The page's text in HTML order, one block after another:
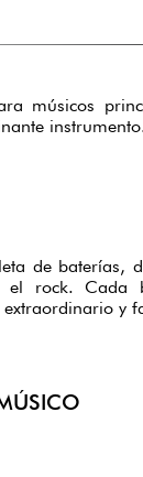
músicos
de baterías,
el rock. Cada
y